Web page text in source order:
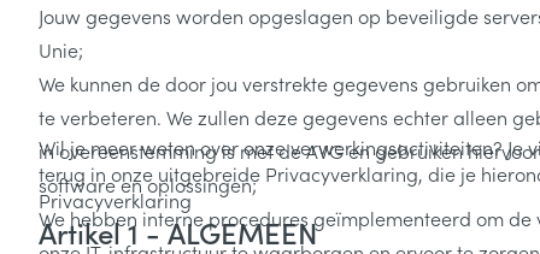
Jouw gegevens worden opgeslagen op beveiligde
Unie;
We kunnen de door jou verstrekte gegevens gebruiken
te verbeteren. We zullen deze gegevens echter alleen
in overeenstemming is met de AVG en gebruiken
software en oplossingen;
We hebben interne procedures geïmplementeerd om
Wil je meer weten over onze verwerkingsactiviteiten? Je
terug in onze uitgebreide Privacyverklaring, die je
Privacyverklaring
Artikel 1 - ALGEMEEN